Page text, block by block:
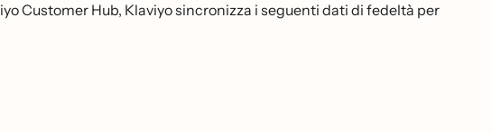
Customer Hub, Klaviyo sincronizza i seguenti dati di fedeltà per